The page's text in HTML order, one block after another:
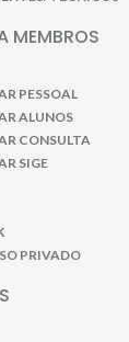
MEMBROS
PESSOAL
ALUNOS
CONSULTA
SIGE
PRIVADO